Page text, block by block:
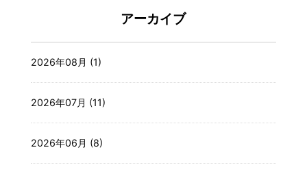
アーカイブ
2026年08月 (1)
2026年07月 (11)
2026年06月 (8)